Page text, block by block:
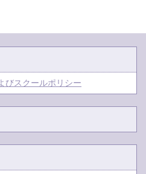
びスクールポリシー